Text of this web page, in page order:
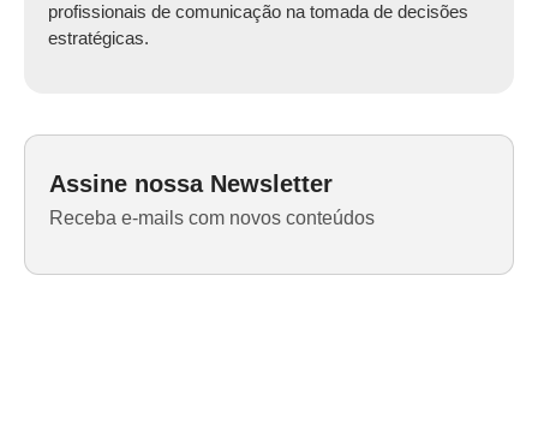
Assine nossa Newsletter
Receba e-mails com novos conteúdos
profissionais de comunicação na tomada de decisões
estratégicas.